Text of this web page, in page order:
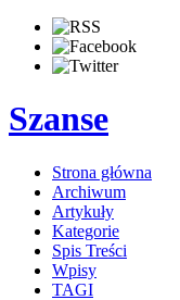
Szanse
Strona główna
Archiwum
Artykuły
Kategorie
Spis Treści
Wpisy
TAGI